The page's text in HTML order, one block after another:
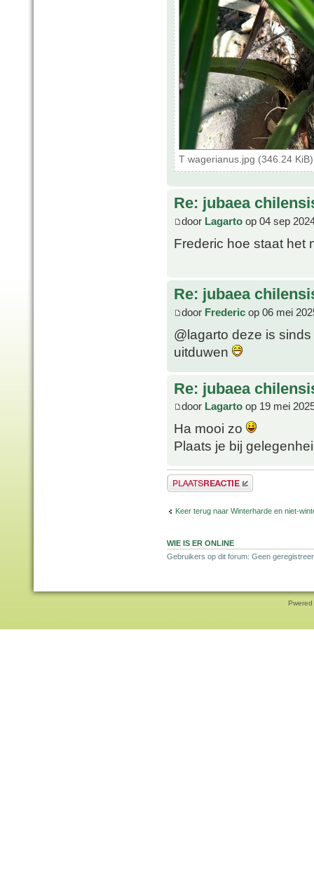
T wagerianus.jpg (346.24
Re: jubaea
door Lagarto op 04 sep
Frederic hoe staat het
Re: jubaea
door Frederic op 06 mei
@lagarto deze is
uitduwen
Re: jubaea
door Lagarto op 19 mei
Ha mooi zo
Plaats je bij
Plaats een reactie
Keer terug naar Winterharde en niet-
WIE IS ER ONLINE
Gebruikers op dit forum: Geen